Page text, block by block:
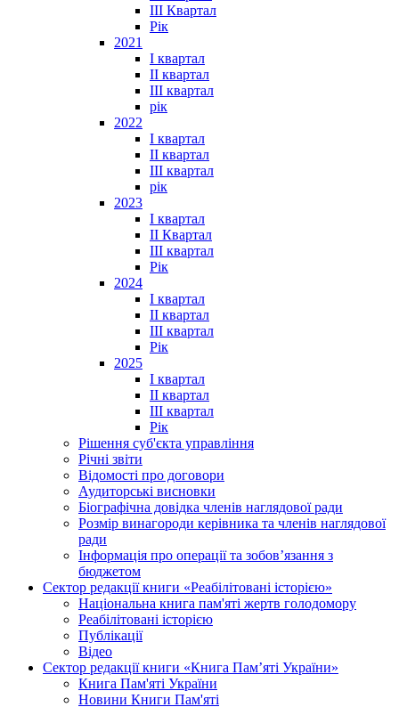
III Квартал
Рік
2021
I квартал
II квартал
III квартал
рік
2022
I квартал
II квартал
ІІІ квартал
рік
2023
І квартал
ІІ Квартал
III квартал
Рік
2024
I квартал
II квартал
III квартал
Рік
2025
I квартал
II квартал
III квартал
Рік
Рішення суб'єкта управління
Річні звіти
Відомості про договори
Аудиторські висновки
Біографічна довідка членів наглядової ради
Розмір винагороди керівника та членів наглядової
ради
Інформація про операції та зобов’язання з
бюджетом
Сектор редакції книги «Реабілітовані історією»
Національна книга пам'яті жертв голодомору
Реабілітовані історією
Публікації
Відео
Сектор редакції книги «Книга Пам’яті України»
Книга Пам'яті України
Новини Книги Пам'яті